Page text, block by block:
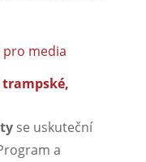
se uskuteční
a